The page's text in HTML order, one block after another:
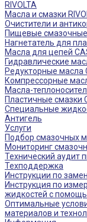
RIVOLTA
Масла и смазки
Очистители и
Пищевые
Нагнетатель для
Масла для цепей
Гидравлические
Редукторные масла
Компрессорные
Масла-
Пластичные смазки
Специальные
Антигель
Услуги
Подбор смазочных
Мониторинг
Технический аудит
Техподдержка
Инструкции по
Инструкция по
жидкостей с
Оптимальные
материалов и